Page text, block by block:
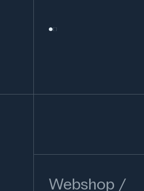
Webshop